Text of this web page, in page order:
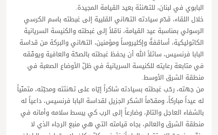
البابوي في لبنان، للتهنئة بعيد القيامة المجيدة.
خلال اللقاء، قدّم سيادته التهاني القلبية إلى غبطته باسم الكرسي
الرسولي بمناسبة عيد القيامة، ناقلاً إلى غبطته والكنيسة السريانية
الكاثوليكية، أساقفةً وإكليروساً ومؤمنين، التهاني والبركة من قداسة
البابا فرنسيس، سائلاً الله أن يحفظ غبطته بالصحّة والعافية ويوفّقه
في متابعة رعايته للكنيسة السريانية في ظلّ الأوضاع الصعبة في
منطقة الشرق الأوسط.
من جهته، رحّب غبطته بسيادته شاكراً إيّاه على تهنئته ومحبّته، متمنّياً
له عيداً مباركاً، ومقدّماً الشكر الجزيل لقداسة البابا فرنسيس، داعياً له
بالشفاء العاجل والتامّ، وضارعاً إلى الرب كي يبسط سلامه وأمانه في
منطقة الشرق والعالم، بجاه قيامته التي هي منبع الرجاء الذي لا